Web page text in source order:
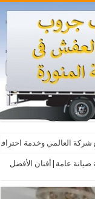
العالمي وخدمة
تقطيع
عامة|أفنان الأفضل